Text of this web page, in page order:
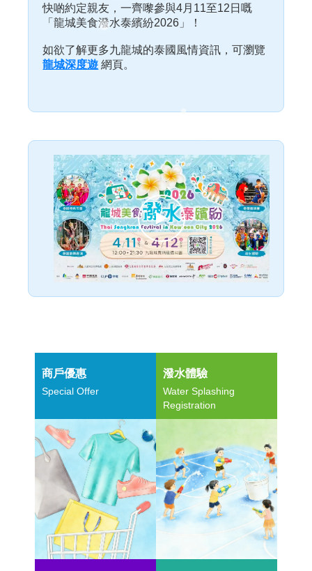
快啲約定親友，一齊嚟參與4月11至12日嘅
「龍城美食潑水泰繽紛2026」！
如欲了解更多九龍城的泰國風情資訊，可瀏覽
龍城深度遊 網頁。
商戶優惠
Special Offer
潑水體驗
Water Splashing
Registration